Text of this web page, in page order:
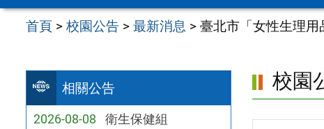
首頁 >校園公告 >最新消息 >臺北市「女性生理
相關公告
2026-08-08 衛生保健組
校園